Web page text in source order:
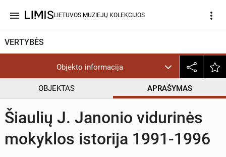
menu LIETUVOS MUZIEJŲ KOLEKCIJOS more_vert
VERTYBĖS
Objekto informacija
OBJEKTAS APRAŠYMAS
Šiaulių J. Janonio vidurinės
mokyklos istorija 1991-1996